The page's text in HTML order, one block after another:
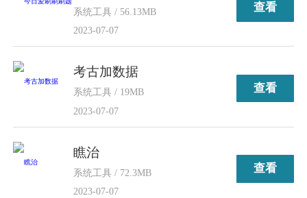
系统工具 / 56.13MB
2023-07-07
查看
考古加数据
系统工具 / 19MB
2023-07-07
查看
瞧治
系统工具 / 72.3MB
2023-07-07
查看